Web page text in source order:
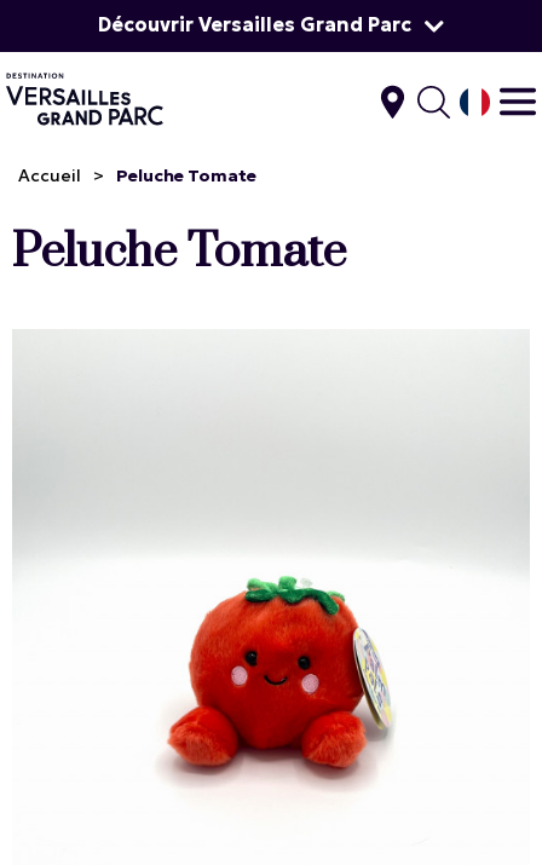
Découvrir Versailles Grand Parc
Accueil > Peluche Tomate
Peluche Tomate